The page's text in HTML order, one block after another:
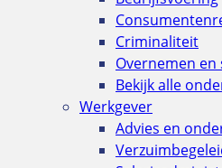
Criminaliteit
Overnemen
Bekijk alle
Werkgever
Advies en